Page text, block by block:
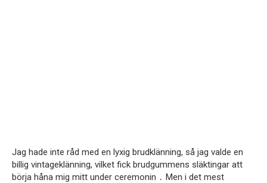
Jag hade inte råd med en lyxig brudklänning, så jag valde en
billig vintageklänning, vilket fick brudgummens släktingar att
börja håna mig mitt under ceremonin ․ Men i det mest